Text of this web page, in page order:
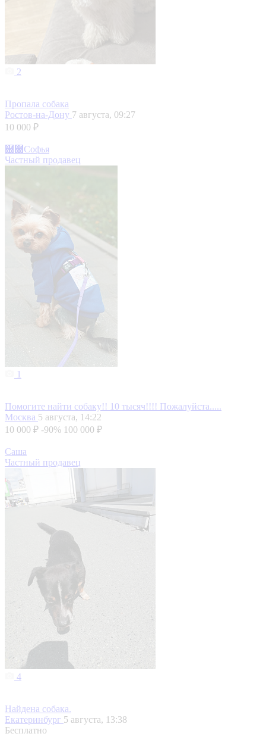
2
Пропала собака
Ростов-на-Дону 7 августа, 09:27
10 000 ₽
฀฀Софья
Частный продавец
1
Помогите найти собаку!! 10 тысяч!!!! Пожалуйста.....
Москва 5 августа, 14:22
10 000 ₽ -90% 100 000 ₽
Саша
Частный продавец
4
Найдена собака.
Екатеринбург 5 августа, 13:38
Бесплатно